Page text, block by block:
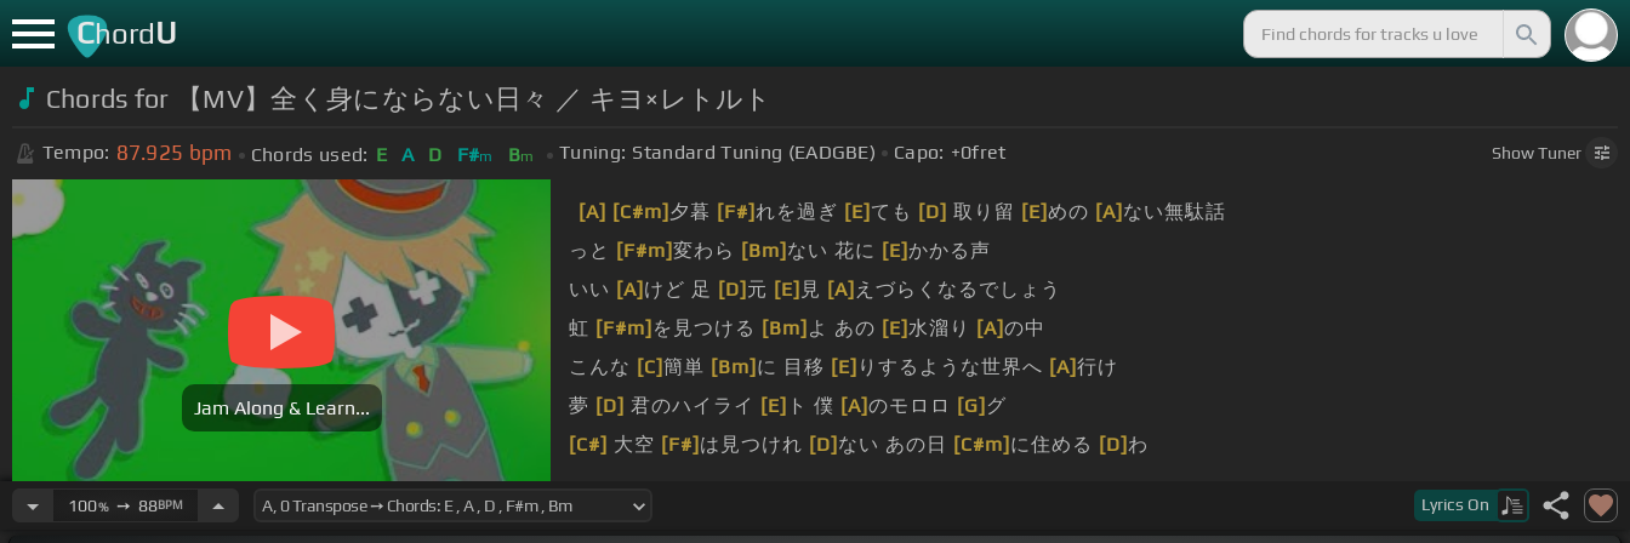
ChordU
Chords for 【MV】全く身にならない日々 ／ キヨ×レトルト
Tempo: 87.925 bpm Chords used: E A D F#m Bm Tuning: Standard Tuning (EADGBE) Capo: +0fret ShowTuner
Jam Along & Learn...
[A] [C#m] 夕暮 [F#]れを過ぎ [E] ても [D] 取り留 [E]めの [A] ない無駄話
っと
[F#m]変わら [Bm] ない 花に [E]かかる声
いい [A] けど 足 [D] 元 [E] 見 [A] えづらくなるでしょう
虹 [F#m] を見つける [Bm] よ あの [E]水溜り [A]の中
こんな [C]簡単 [Bm] に 目移 [E] りするような世界へ [A]行け
夢 [D] 君のハイライ [E] ト 僕 [A]のモロロ [G] グ
[C#] 大空 [F#] は見つけれ [D] ない あの日 [C#m] に住める [D]わ
100%➙ 88BPM Lyrics On